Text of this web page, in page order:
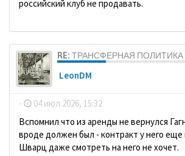
российский клуб не продавать.
RE: ТРАНСФЕРНАЯ ПОЛИТИКА
LeonDM
- 04 июл 2026, 15:32
Вспомнил что из аренды не вернулся
вроде должен был - контракт у него еще
Шварц даже смотреть на него не хочет.